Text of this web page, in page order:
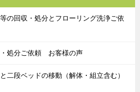
の回収・処分とフローリング洗浄ご依
処分ご依頼 お客様の声
二段ベッドの移動（解体・組立含む）